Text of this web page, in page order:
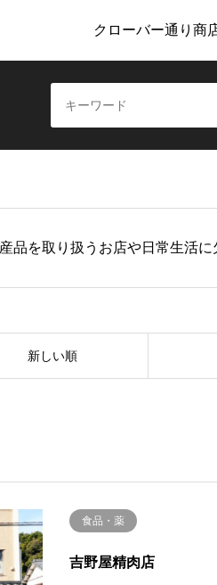
クローバー通り商
品を取り扱うお店や日常生活に
新しい順
食品・薬
吉野屋精肉店